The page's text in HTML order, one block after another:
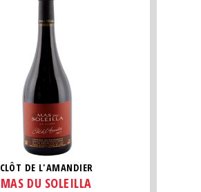
CLÔT DE L'AMANDIER
MAS DU SOLEILLA